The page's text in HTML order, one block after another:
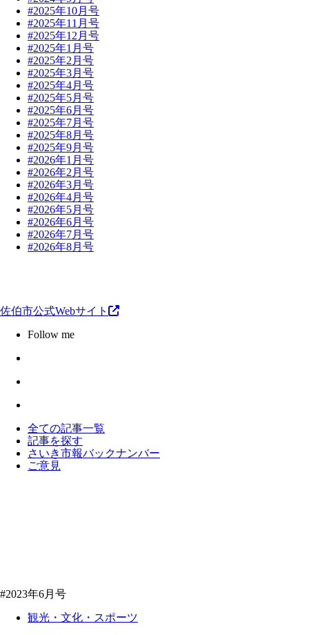
#2025年10月号
#2025年11月号
#2025年12月号
#2025年1月号
#2025年2月号
#2025年3月号
#2025年4月号
#2025年5月号
#2025年6月号
#2025年7月号
#2025年8月号
#2025年9月号
#2026年1月号
#2026年2月号
#2026年3月号
#2026年4月号
#2026年5月号
#2026年6月号
#2026年7月号
#2026年8月号
佐伯市公式Webサイト
Follow me
全ての記事一覧
記事を探す
さいき市報バックナンバー
ご意見
#2023年6月号
観光・文化・スポーツ